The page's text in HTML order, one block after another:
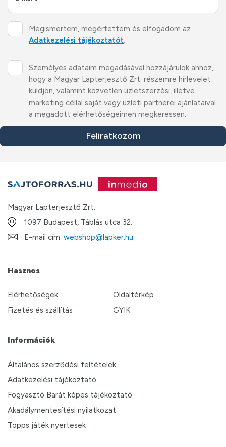
Feliratkozom
Megismertem, megértettem és elfogadom az
Adatkezelési tájékoztatót.
Személyes adataim megadásával hozzájárulok ahhoz,
hogy a Magyar Lapterjesztő Zrt. részemre hírlevelet
küldjön, valamint közvetlen üzletszerzési, illetve
marketing céllal saját vagy üzleti partnerei ajánlataival
a megadott elérhetőségeimen megkeressen.
Magyar Lapterjesztő Zrt.
1097 Budapest, Táblás utca 32.
E-mail cím: webshop@lapker.hu
Hasznos
Elérhetőségek
Oldaltérkép
Fizetés és szállítás
GYIK
Információk
Általános szerződési feltételek
Adatkezelési tájékoztató
Fogyasztó Barát képes tájékoztató
Akadálymentesítési nyilatkozat
Topps játék nyertesek